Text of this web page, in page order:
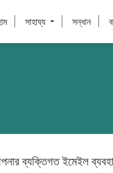
সাহায্য সন্ধান
ব্যক্তিগত ইমেইল